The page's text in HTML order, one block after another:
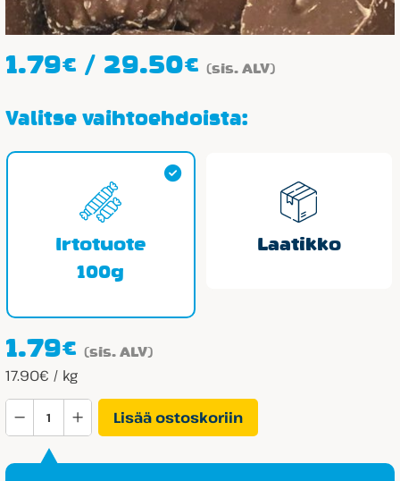
1.79€ / 29.50€Hintaluokka:
-
(sis. ALV)
Valitse vaihtoehdoista:
Irtotuote
100g
Laatikko
1.79€ (sis. ALV)
17.90€ / kg
Panda
Suklaatoffeerulla
määrä
Lisää ostoskoriin